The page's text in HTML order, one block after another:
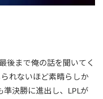
後まで俺の話を聞いてく
れないほど素晴らしか
決勝に進出し、LPLが